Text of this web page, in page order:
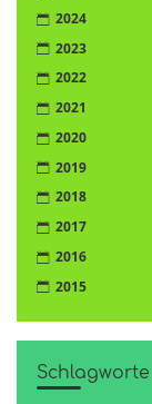
2024
2023
2022
2021
2020
2019
2018
2017
2016
2015
Schlagworte